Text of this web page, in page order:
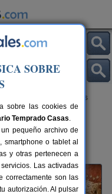
> El Herrero de Pollos
km de Valladolid
SOBRE
sobre las cookies de
Temprado Casas.
pequeño archivo de
o tablet al
y otras pertenecen a
Las activadas
correctamente son las
autorización. Al pulsar